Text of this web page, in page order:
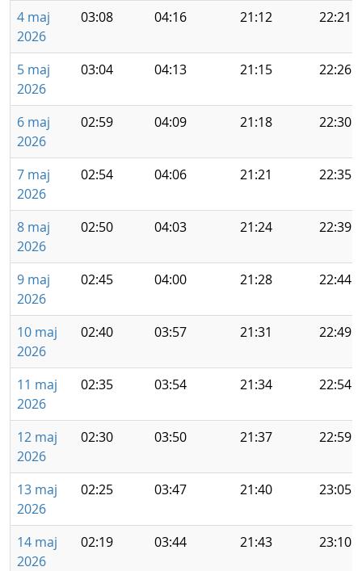
4 maj
2026
03:08 04:16 21:12 22:21
5 maj
2026
03:04 04:13 21:15 22:26
6 maj
2026
02:59 04:09 21:18 22:30
7 maj
2026
02:54 04:06 21:21 22:35
8 maj
2026
02:50 04:03 21:24 22:39
9 maj
2026
02:45 04:00 21:28 22:44
10 maj
2026
02:40 03:57 21:31 22:49
11 maj
2026
02:35 03:54 21:34 22:54
12 maj
2026
02:30 03:50 21:37 22:59
13 maj
2026
02:25 03:47 21:40 23:05
14 maj
2026
02:19 03:44 21:43 23:10